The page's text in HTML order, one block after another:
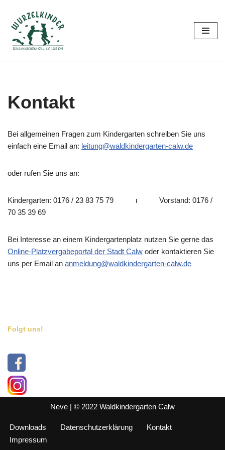
Zum
Inhalt
springen
Kontakt
Bei allgemeinen Fragen zum Kindergarten schreiben Sie uns
einfach eine Email an: leitung@waldkindergarten-calw.de
oder rufen Sie uns an:
Kindergarten: 0176 / 23 83 75 79 ι Vorstand: 0176 /
70 35 39 69
Bei Interesse an einem Kindergartenplatz nutzen Sie gerne das
Online-Platzvergabeportal der Stadt Calw oder kontaktieren Sie
uns per Email an anmeldung@waldkindergarten-calw.de
Folgt uns!
Neve | © 2022 Waldkindergarten Calw
Downloads Datenschutzerklärung
Kontakt
Impressum